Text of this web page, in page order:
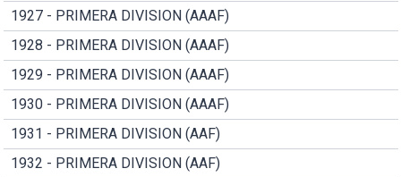
1927 - PRIMERA DIVISION (AAAF)
1928 - PRIMERA DIVISION (AAAF)
1929 - PRIMERA DIVISION (AAAF)
1930 - PRIMERA DIVISION (AAAF)
1931 - PRIMERA DIVISION (AAF)
1932 - PRIMERA DIVISION (AAF)